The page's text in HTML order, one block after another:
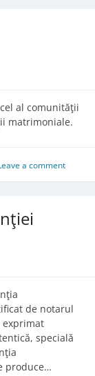
al comunităţii
matrimoniale.
a comment
de notarul
specială
produce…